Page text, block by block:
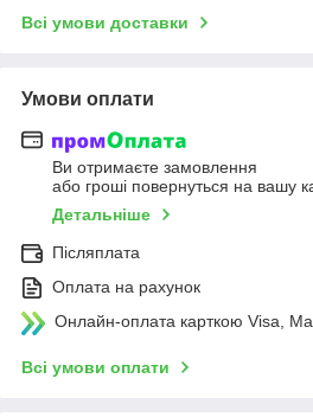
Всі умови доставки
Умови оплати
Ви отримаєте замовлення
або гроші повернуться на вашу
Детальніше
Післяплата
Оплата на рахунок
Онлайн-оплата карткою Visa,
Всі умови оплати